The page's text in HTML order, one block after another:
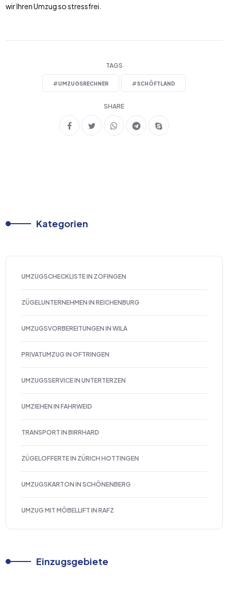
wir Ihren Umzug so stressfrei.
TAGS
#UMZUGSRECHNER #SCHÖFTLAND
SHARE
Kategorien
UMZUGSCHECKLISTE IN ZOFINGEN
ZÜGELUNTERNEHMEN IN REICHENBURG
UMZUGSVORBEREITUNGEN IN WILA
PRIVATUMZUG IN OFTRINGEN
UMZUGSSERVICE IN UNTERTERZEN
UMZIEHEN IN FAHRWEID
TRANSPORT IN BIRRHARD
ZÜGELOFFERTE IN ZÜRICH HOTTINGEN
UMZUGSKARTON IN SCHÖNENBERG
UMZUG MIT MÖBELLIFT IN RAFZ
Einzugsgebiete